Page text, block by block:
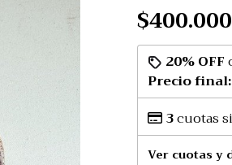
20% OFF
Precio final:
3cuotas
Ver cuotas y